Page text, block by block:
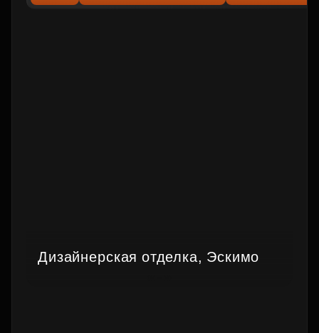
Дизайнерская отделка, Эскимо